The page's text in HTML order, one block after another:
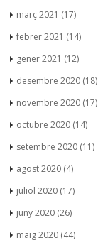
març 2021 (17)
febrer 2021 (14)
gener 2021 (12)
desembre 2020 (18)
novembre 2020 (17)
octubre 2020 (14)
setembre 2020 (11)
agost 2020 (4)
juliol 2020 (17)
juny 2020 (26)
maig 2020 (44)